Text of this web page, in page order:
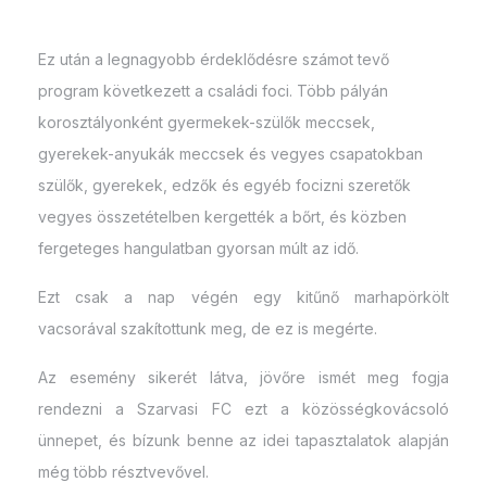
Ez után a legnagyobb érdeklődésre számot tevő
program következett a családi foci. Több pályán
korosztályonként gyermekek-szülők meccsek,
gyerekek-anyukák meccsek és vegyes csapatokban
szülők, gyerekek, edzők és egyéb focizni szeretők
vegyes összetételben kergették a bőrt, és közben
fergeteges hangulatban gyorsan múlt az idő.
Ezt csak a nap végén egy kitűnő marhapörkölt
vacsorával szakítottunk meg, de ez is megérte.
Az esemény sikerét látva, jövőre ismét meg fogja
rendezni a Szarvasi FC ezt a közösségkovácsoló
ünnepet, és bízunk benne az idei tapasztalatok alapján
még több résztvevővel.